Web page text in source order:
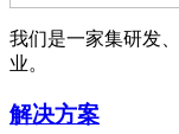
我们是一家集研发
业。
解决方案